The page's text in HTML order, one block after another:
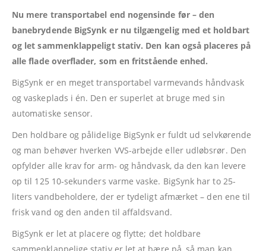
Nu mere transportabel end nogensinde før – den
banebrydende BigSynk er nu tilgængelig med et holdbart
og let sammenklappeligt stativ. Den kan også placeres på
alle flade overflader, som en fritstående enhed.
BigSynk er en meget transportabel varmevands håndvask
og vaskeplads i én. Den er superlet at bruge med sin
automatiske sensor.
Den holdbare og pålidelige BigSynk er fuldt ud selvkørende
og man behøver hverken VVS-arbejde eller udløbsrør. Den
opfylder alle krav for arm- og håndvask, da den kan levere
op til 125 10-sekunders varme vaske. BigSynk har to 25-
liters vandbeholdere, der er tydeligt afmærket – den ene til
frisk vand og den anden til affaldsvand.
BigSynk er let at placere og flytte; det holdbare